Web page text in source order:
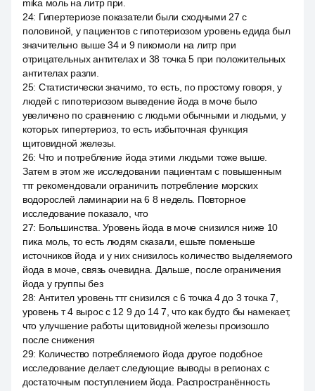
mika моль на литр при.
24: Гипертериозе показатели были сходными 27 с
половиной, у пациентов с гипотериозом уровень едида был
значительно выше 34 и 9 пикомоли на литр при
отрицательных антителах и 38 точка 5 при положительных
антителах разли.
25: Статистически значимо, то есть, по простому говоря, у
людей с гипотериозом выведение йода в моче было
увеличено по сравнению с людьми обычными и людьми, у
которых гипертериоз, то есть избыточная функция
щитовидной железы.
26: Что и потребление йода этими людьми тоже выше.
Затем в этом же исследовании пациентам с повышенным
ттг рекомендовали ограничить потребление морских
водорослей ламинарии на 6 8 недель. Повторное
исследование показало, что
27: Большинства. Уровень йода в моче снизился ниже 10
пика моль, то есть людям сказали, ешьте поменьше
источников йода и у них снизилось количество выделяемого
йода в моче, связь очевидна. Дальше, после ограничения
йода у группы без
28: Антител уровень ттг снизился с 6 точка 4 до 3 точка 7,
уровень т 4 вырос с 12 9 до 14 7, что как будто бы намекает,
что улучшение работы щитовидной железы произошло
после снижения
29: Количество потребляемого йода другое подобное
исследование делает следующие выводы в регионах с
достаточным поступлением йода. Распространённость